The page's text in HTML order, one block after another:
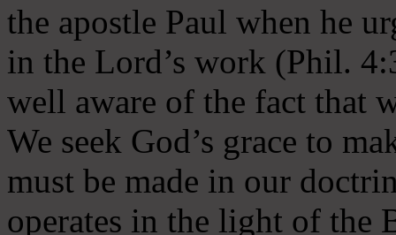
the apostle Paul when he
in the Lord’s work (Phil.
well aware of the fact that
We seek God’s grace to
must be made in our
operates in the light of the